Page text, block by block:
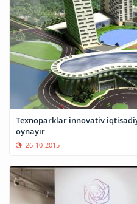
Texnoparklar innovativ
oynayır
26-10-2015